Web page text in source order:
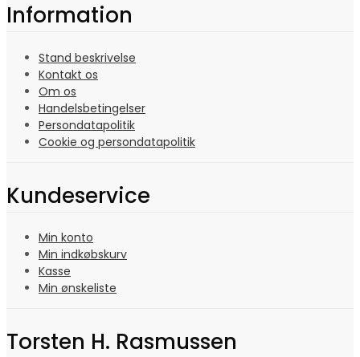
Information
Stand beskrivelse
Kontakt os
Om os
Handelsbetingelser
Persondatapolitik
Cookie og persondatapolitik
Kundeservice
Min konto
Min indkøbskurv
Kasse
Min ønskeliste
Torsten H. Rasmussen